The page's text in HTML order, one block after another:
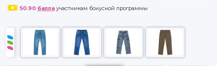
50.90 баллаучастникам бонусной программы